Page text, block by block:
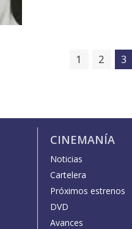
1 2 3
CINEMANÍA
Noticias
Cartelera
Próximos estrenos
DVD
Avances